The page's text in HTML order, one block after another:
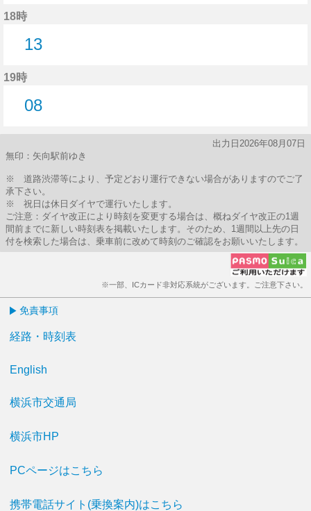
18時
13
19時
08
出力日2026年08月07日
無印：矢向駅前ゆき
※ 道路渋滞等により、予定どおり運行できない場合がありますのでご了
承下さい。
※ 祝日は休日ダイヤで運行いたします。
ご注意：ダイヤ改正により時刻を変更する場合は、概ねダイヤ改正の1週
間前までに新しい時刻表を掲載いたします。そのため、1週間以上先の日
付を検索した場合は、乗車前に改めて時刻のご確認をお願いいたします。
※一部、ICカード非対応系統がございます。ご注意下さい。
免責事項
経路・時刻表
English
横浜市交通局
横浜市HP
PCページはこちら
携帯電話サイト(乗換案内)はこちら